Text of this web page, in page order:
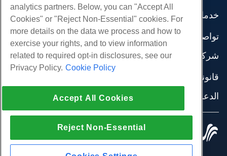
استضافة الموقع
استضافة الأعمال
موزع استضافة
موزع العلامة البيضاء
إدارة لينكس VPS
لينكس غير المدارة VPS
نوافذ غير مُدارة VPS
خوادم السحابة
موازن التحميل
تخزين الكتلة
خدمات
هجرات الموقع
تواصل اجتماعي
وثائق المنتج
مدونة
شركة
اتصل بنا
مراكز البيانات
إنضم لبرنامج
قانوني
شروط الخدمة
تطبيق القانون
اتفاقية الشراكة
الدعم
الدردشة الحية معنا
افتح تذكرة الدعم
مراسلتنا على البريد الاليكتروني
analytics partners. Below, you can "Accept All
Cookies" or "Reject Non-Essential" cookies. For
more details on the data we process and how to
exercise your rights, and to view information
related to required opt-in disclosures, see our
Privacy Policy. Cookie Policy
Accept All Cookies
Reject Non-Essential